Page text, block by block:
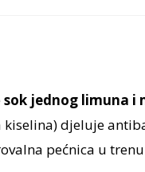
sok jednog limuna i
djeluje
pećnica u